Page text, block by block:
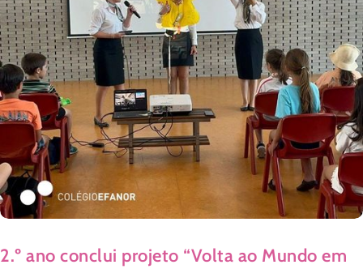
2.º ano conclui projeto “Volta ao Mundo em